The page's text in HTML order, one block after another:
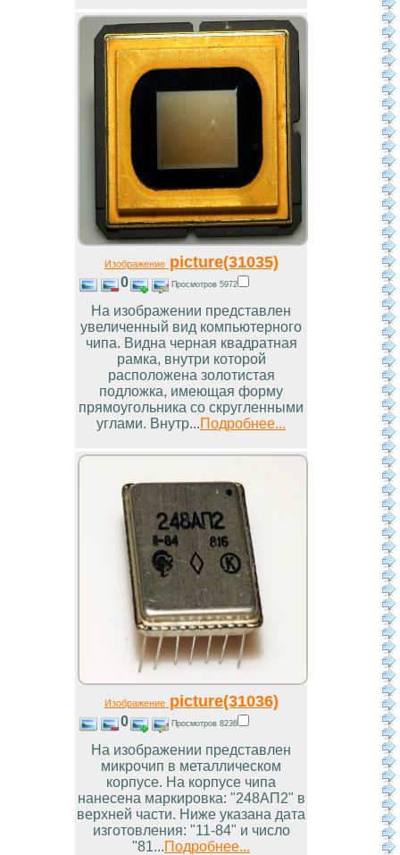
Изображениеpicture(31035)
0 Просмотров 5972
На изображении представлен
увеличенный вид компьютерного
чипа. Видна черная квадратная
рамка, внутри которой
расположена золотистая
подложка, имеющая форму
прямоугольника со скругленными
углами. Внутр...Подробнее...
Изображениеpicture(31036)
0 Просмотров 8236
На изображении представлен
микрочип в металлическом
корпусе. На корпусе чипа
нанесена маркировка: "248АП2" в
верхней части. Ниже указана дата
изготовления: "11-84" и число
"81...Подробнее...